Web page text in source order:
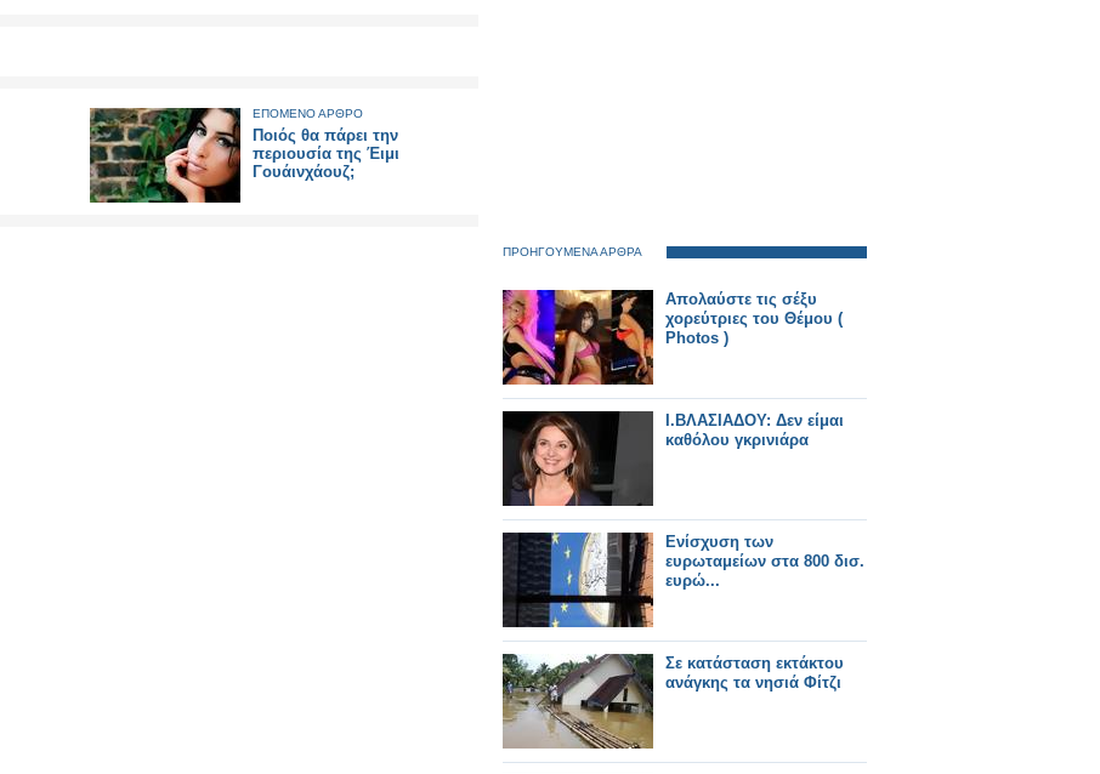
ΕΠΟΜΕΝΟ ΑΡΘΡΟ
Ποιός θα πάρει την
περιουσία της Έιμι
Γουάινχάουζ;
ΠΡΟΗΓΟΥΜΕΝΑ ΑΡΘΡΑ
Απολαύστε τις σέξυ
χορεύτριες του Θέμου (
Photos )
I.BΛΑΣΙΑΔΟΥ: Δεν είμαι
καθόλου γκρινιάρα
Eνίσχυση των
ευρωταμείων στα 800 δισ.
ευρώ...
Σε κατάσταση εκτάκτου
ανάγκης τα νησιά Φίτζι